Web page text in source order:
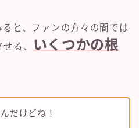
と、ファンの方々の間では
る、
いくつかの根
だけどね！